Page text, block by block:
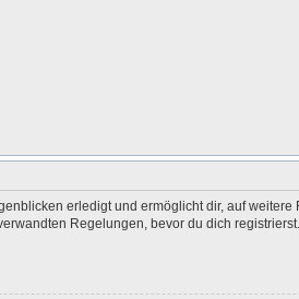
erledigt und ermöglicht dir, auf
Regelungen, bevor du dich